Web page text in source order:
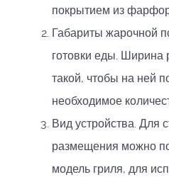
покрытием из
Габариты жарочной
готовки еды. Ширина
такой, чтобы на ней
необходимое
Вид устройства. Для
размещения можно
модель гриля, для